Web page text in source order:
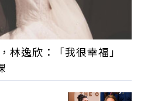
林逸欣：「我很幸福」